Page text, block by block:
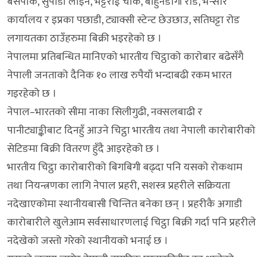
कार्यालय र इप्रका पछाडी, ट्याक्सी स्टेन्ट छेउछाउ, सतिघट्टा रोड
लगायतका ठाउँहरुमा बिक्री भइरहेको छ ।
नेपालमा प्रतिबन्धित मानिएको भारतीय चिट्ठाको कारोबार बढेसँगै
नेपाली जनताको दैनिक १० लाख रुपैयाँ भन्दाबढी रकम भारत
गइरहेको छ ।
नेपाल–भारतको सीमा नाका सिलीगुढी, नक्सलबाढी र
पानीट्याङ्कीबाट दिनहुँ आउने चिट्ठा भारतीय तथा नेपाली कारोबारीको
सेटिङमा बिक्री वितरण हुँदै आइरहेको छ ।
भारतीय चिट्ठा कारोबारीको बिगबिगी बढ्दा पनि यसको रोकथाम
तथा नियन्त्रणका लागि नेपाल प्रहरी, सशस्त्र प्रहरीले सक्रियता
नदेखाएकोमा स्थानीयबासी चिन्तित बनेका छन् । प्रहरीकै अगाडी
कारोबारीले खुलेआम सर्वसाधारणलाई चिट्ठा बिक्री गर्दा पनि प्रहरीले
नदेखेको जस्तो गरेको स्थानीयको भनाई छ ।